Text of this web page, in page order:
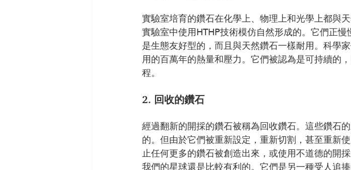
實驗室培育的鑽石在化學上、物理上和光學上都與
實驗室中使用HTHP技術模仿自然形成的。它們正
是生態友好型的，而且與天然鑽石一樣耐用。科學
用的百萬年的熱量和壓力。它們被認為是可持續的
程。
2. 回收的鑽石
經過翻新的開採的鑽石被稱為回收鑽石。這些鑽石
的。但由於它們被重新設定，重新切割，甚至重新
止任何更多的鑽石被創造出來，或使用不道德的開
我們的星球還是比較有利的。它們是另一種受人追